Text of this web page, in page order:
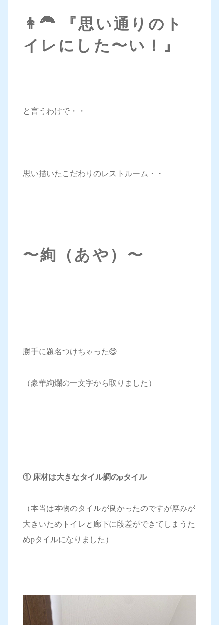
👩‍🦰 『思い通りのト
イレにした〜い！』
と言うわけで・・
思い描いたこだわりのレストルーム・・
〜絢（あや）〜
勝手に題名つけちゃった😋
（豪華絢爛の一文字から取りました）
① 床材は大きなタイル調のpタイル
（本当は本物のタイルが良かったのですが厚みが
大きいためトイレと廊下に段差ができてしまうた
めpタイルになりました）